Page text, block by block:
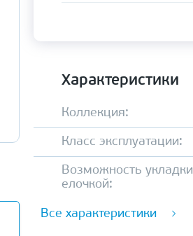
Характеристики
Коллекция:
Класс эксплуатации:
Возможность укладки
елочкой:
Все характеристики